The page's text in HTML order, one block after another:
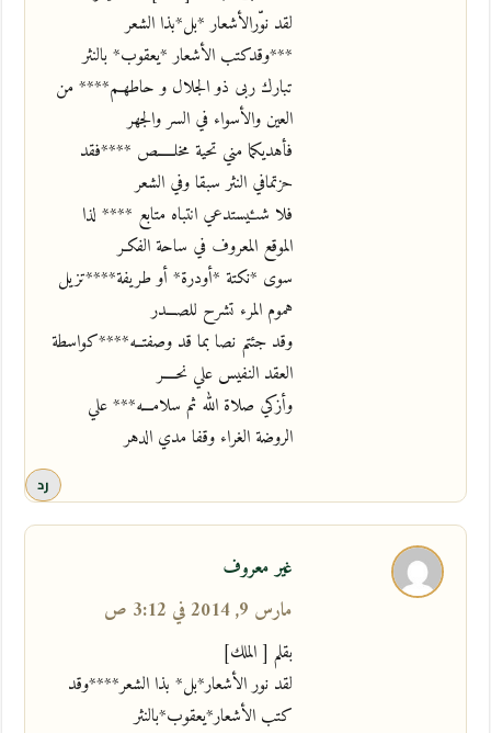
لقد نوّرالأشعار *بل*بذا الشعر
***وقدكتب الأشعار *يعقوب* بالنثر
تبارك ربى ذو الجلال و حاطهـم**** من
العين والأسواء في السر والجهر
فأهديكما مني تحية مخلـــــص ****فقد
حزتمافي النثر سبقا وفي الشعر
فلا شىءيستدعي انتباه متابع **** لذا
الموقع المعروف في ساحة الفكـر
سوى *نكتة *أودرة* أو طريفة****تزيل
هموم المرء تشرح للصـــدر
وقد جئتم نصا بما قد وصفتــه****كواسطة
العقد النفيس علي نحــــر
وأزكي صلاة الله ثم سلامـــه*** علي
الروضة الغراء وقفا مدي الدهر
رد
غير معروف
مارس 9, 2014 في 3:12 ص
بقلم [ الملك]
لقد نور الأشعار*بل* بذا الشعر****وقد
كتب الأشعار*يعقوب*بالنثر